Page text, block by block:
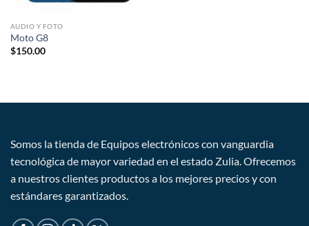
AUDIO Y FOTO
Moto G8
$150.00
Somos la tienda de Equipos electrónicos con vanguardia
tecnológica de mayor variedad en el estado Zulia. Ofrecemos
a nuestros clientes productos a los mejores precios y con
estándares garantizados.